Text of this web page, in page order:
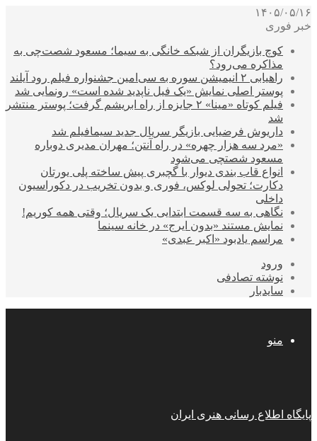
۱۴۰۵/۰۵/۱۶
خبر فوری
کوچ بازیگران از شبکه خانگی به سیما؛ مسعود شصت‌چی به
مذاکره می‌رود؟
راهیابی ۲ انیمیشن سوره به سی‌امین جشنواره فیلم رود آیلند
پوستر اصلی نمایش «یک فیل ناپدید شده است» رونمایی شد
فیلم کوتاه «مینا» ۲ جایزه از راه ابریشم گرفت؛ پوستر منتشر
شد
داریوش فرضیایی بازیگر سریال جدید سیمافیلم شد
«مرد سه هزار چهره» در راه آنتن؛ مهران مدیری دوباره
مسعود شصتچی می‌شود
انواع قاب بندی دیوار با گچبری پیش ساخته پلی یورتان
دکارت؛ تحولی لوکس، فوری و بدون تخریب در دکوراسیون
داخلی
نگاهی به سه قسمت ابتدایی یک سریال؛ وقتی همه کوریم!
نمایش مستند «بدون ایرج» در خانه سینما
مراسم یادبود «اکبر عبدی»
ورود
نوشته تصادفی
سایدبار
منو
پایگاه اطلاع رسانی هنری ایران